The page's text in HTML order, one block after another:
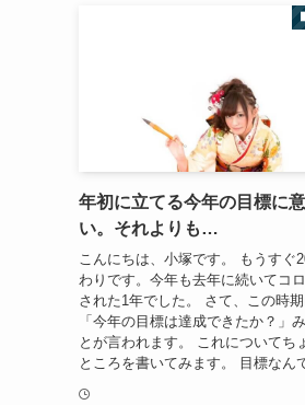
年初に立てる今年の目標に
い。それよりも…
こんにちは、小塚です。 もうすぐ
わりです。今年も去年に続いてコ
された1年でした。 さて、この時
「今年の目標は達成できたか？」
とが言われます。 これについてち
ところを書いてみます。 目標なん